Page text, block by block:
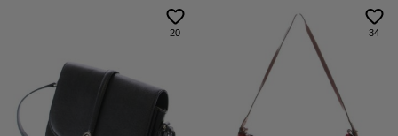
20 34